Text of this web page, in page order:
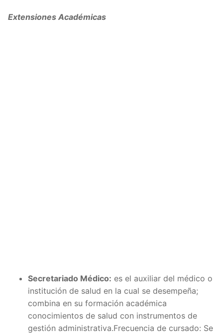
Extensiones Académicas
Secretariado Médico: es el auxiliar del médico o
institución de salud en la cual se desempeña;
combina en su formación académica
conocimientos de salud con instrumentos de
gestión administrativa.Frecuencia de cursado: Se